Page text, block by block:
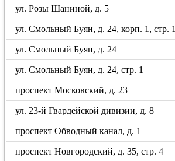
ул. Розы Шаниной, д. 5
ул. Смольный Буян, д. 24, корп. 1, стр. 1
ул. Смольный Буян, д. 24
ул. Смольный Буян, д. 24, стр. 1
проспект Московский, д. 23
ул. 23-й Гвардейской дивизии, д. 8
проспект Обводный канал, д. 1
проспект Новгородский, д. 35, стр. 4